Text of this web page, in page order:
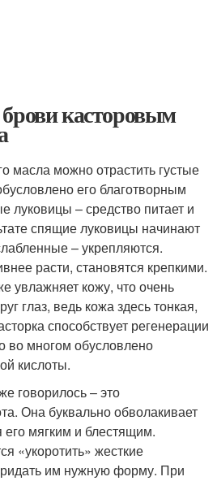
касторовым
масла можно отрастить густые
его благотворным
луковицы – средство питает и
спящие луковицы начинают
– укрепляются.
расти, становятся крепкими.
увлажняет кожу, что очень
глаз, ведь кожа здесь тонкая,
способствует регенерации
во многом обусловлено
кислоты.
говорилось – это
Она буквально обволакивает
мягким и блестящим.
«укоротить» жесткие
им нужную форму. При